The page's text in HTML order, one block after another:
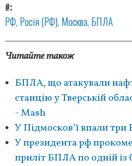
#
РФ Росія (РФ) Москва БПЛА
Читайте також
БПЛА, що атакували
станцію у Тверській
- Mash
У Підмосков’ї впали
У президента рф
приліт БПЛА по одній із